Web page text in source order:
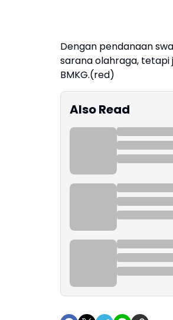
Dengan pendanaan
sarana olahraga, tetapi
BMKG.(red)
Also Read